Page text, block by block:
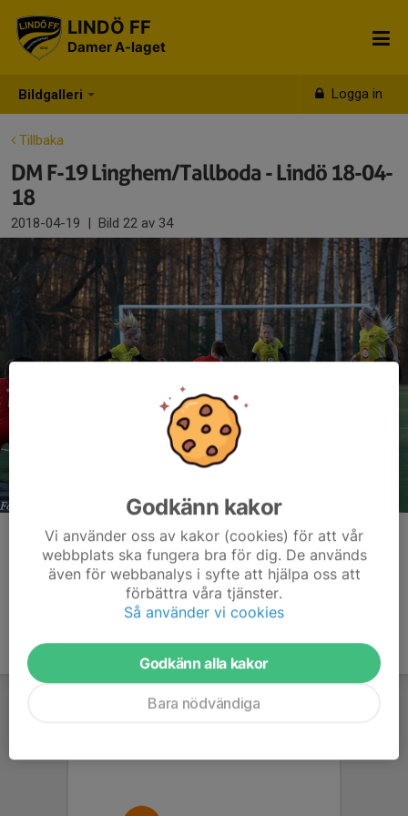
Bildgalleri Logga in
LINDÖ FF
Damer A-laget
Tillbaka
DM F-19 Linghem/Tallboda - Lindö 18-04-
18
2018-04-19 | Bild 22 av 34
Kommentarer
Godkänn kakor
Vi använder oss av kakor (cookies) för att vår
webbplats ska fungera bra för dig. De används
även för webbanalys i syfte att hjälpa oss att
förbättra våra tjänster.
Så använder vi cookies
Godkänn alla kakor
Bara nödvändiga